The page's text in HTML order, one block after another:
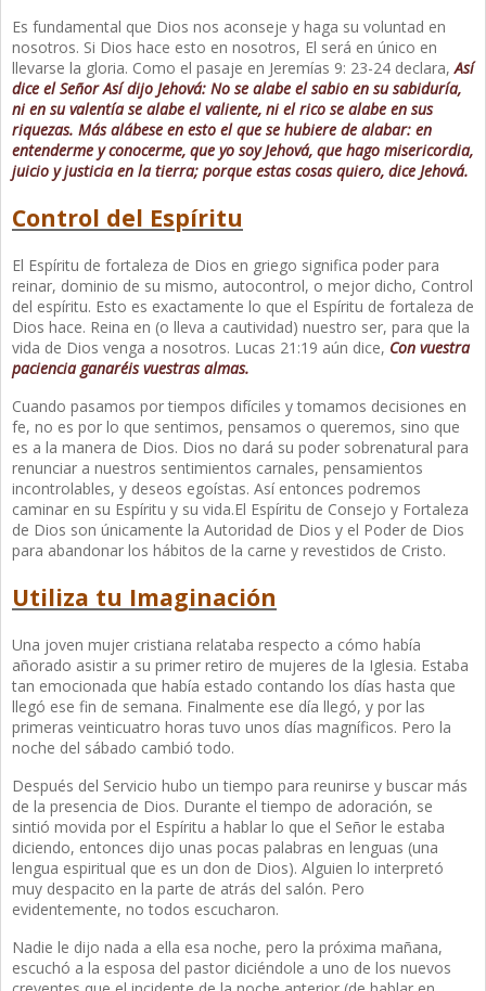
Es fundamental que Dios nos aconseje y haga su voluntad en
nosotros. Si Dios hace esto en nosotros, El será en único en
llevarse la gloria. Como el pasaje en Jeremías 9: 23-24 declara,Así
dice el Señor Así dijo Jehová: No se alabe el sabio en su sabiduría,
ni en su valentía se alabe el valiente, ni el rico se alabe en sus
riquezas. Más alábese en esto el que se hubiere de alabar: en
entenderme y conocerme, que yo soy Jehová, que hago misericordia,
juicio y justicia en la tierra; porque estas cosas quiero, dice Jehová.
Control del Espíritu
El Espíritu de fortaleza de Dios en griego significa poder para
reinar, dominio de su mismo, autocontrol, o mejor dicho, Control
del espíritu. Esto es exactamente lo que el Espíritu de fortaleza de
Dios hace. Reina en (o lleva a cautividad) nuestro ser, para que la
vida de Dios venga a nosotros. Lucas 21:19 aún dice, Con vuestra
paciencia ganaréis vuestras almas.
Cuando pasamos por tiempos difíciles y tomamos decisiones en
fe, no es por lo que sentimos, pensamos o queremos, sino que
es a la manera de Dios. Dios no dará su poder sobrenatural para
renunciar a nuestros sentimientos carnales, pensamientos
incontrolables, y deseos egoístas. Así entonces podremos
caminar en su Espíritu y su vida.El Espíritu de Consejo y Fortaleza
de Dios son únicamente la Autoridad de Dios y el Poder de Dios
para abandonar los hábitos de la carne y revestidos de Cristo.
Utiliza tu Imaginación
Una joven mujer cristiana relataba respecto a cómo había
añorado asistir a su primer retiro de mujeres de la Iglesia. Estaba
tan emocionada que había estado contando los días hasta que
llegó ese fin de semana. Finalmente ese día llegó, y por las
primeras veinticuatro horas tuvo unos días magníficos. Pero la
noche del sábado cambió todo.
Después del Servicio hubo un tiempo para reunirse y buscar más
de la presencia de Dios. Durante el tiempo de adoración, se
sintió movida por el Espíritu a hablar lo que el Señor le estaba
diciendo, entonces dijo unas pocas palabras en lenguas (una
lengua espiritual que es un don de Dios). Alguien lo interpretó
muy despacito en la parte de atrás del salón. Pero
evidentemente, no todos escucharon.
Nadie le dijo nada a ella esa noche, pero la próxima mañana,
escuchó a la esposa del pastor diciéndole a uno de los nuevos